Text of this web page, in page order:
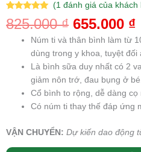
5.00 trên 5
dựa trên
1
(1đánh giá của khách
825.000₫ 655.000 ₫
Núm ti và thân bình làm từ
dùng trong y khoa, tuyệt đối
Là bình sữa duy nhất có 2
giảm nôn trớ, đau bụng ở
Cổ bình to rộng, dễ dàng
Có núm ti thay thế đáp ứng
VẬN CHUYỂN: Dự kiến dao động